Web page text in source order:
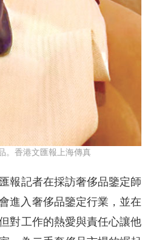
。香港文匯報上海傳真
報記者在採訪奢侈品鑒定師
進入奢侈品鑒定行業，並在
對工作的熱愛與責任心讓他